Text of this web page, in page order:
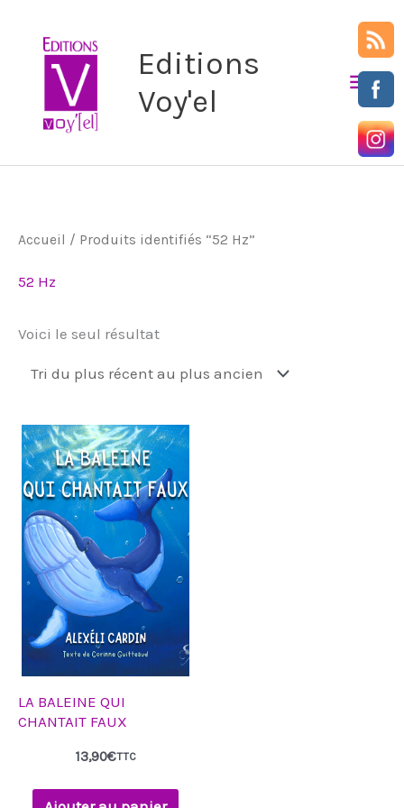
contenu
Editions
Voy'el
Accueil / Produits identifiés “52 Hz”
52 Hz
Voici le seul résultat
LA BALEINE QUI
CHANTAIT FAUX
13,90€TTC